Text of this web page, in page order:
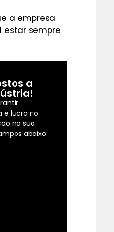
a empresa
estar sempre
a
e lucro no
na sua
abaixo: